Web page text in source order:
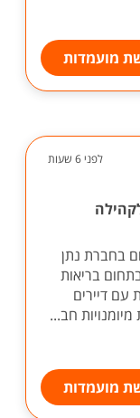
מועמדות
לפני 6 שעות
בחברת נתן
בריאות
עם דיירים
חב...
מועמדות